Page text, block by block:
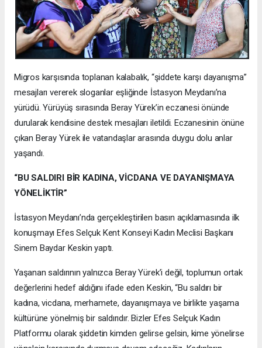
Migros karşısında toplanan kalabalık, “şiddete karşı dayanışma”
mesajları vererek sloganlar eşliğinde İstasyon Meydanı’na
yürüdü. Yürüyüş sırasında Beray Yürek’in eczanesi önünde
durularak kendisine destek mesajları iletildi. Eczanesinin önüne
çıkan Beray Yürek ile vatandaşlar arasında duygu dolu anlar
yaşandı.
“BU SALDIRI BİR KADINA, VİCDANA VE DAYANIŞMAYA
YÖNELİKTİR”
İstasyon Meydanı’nda gerçekleştirilen basın açıklamasında ilk
konuşmayı Efes Selçuk Kent Konseyi Kadın Meclisi Başkanı
Sinem Baydar Keskin yaptı.
Yaşanan saldırının yalnızca Beray Yürek’i değil, toplumun ortak
değerlerini hedef aldığını ifade eden Keskin, “Bu saldırı bir
kadına, vicdana, merhamete, dayanışmaya ve birlikte yaşama
kültürüne yönelmiş bir saldırıdır. Bizler Efes Selçuk Kadın
Platformu olarak şiddetin kimden gelirse gelsin, kime yönelirse